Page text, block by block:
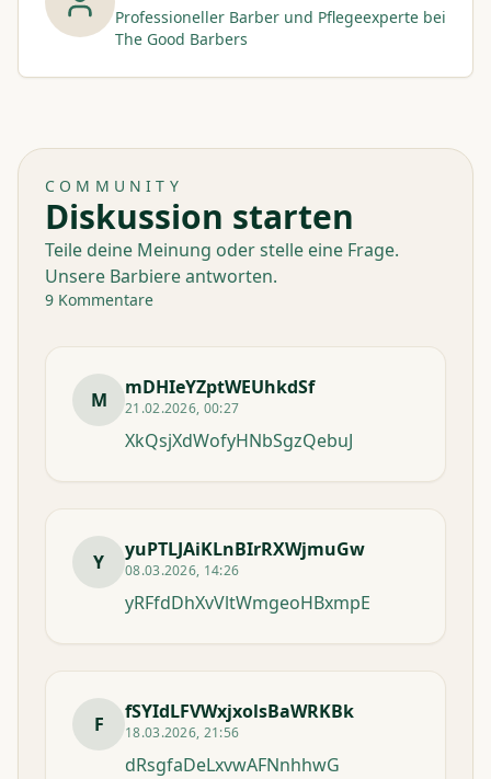
Professioneller Barber und Pflegeexperte bei
The Good Barbers
COMMUNITY
Diskussion starten
Teile deine Meinung oder stelle eine Frage.
Unsere Barbiere antworten.
9 Kommentare
M
mDHIeYZptWEUhkdSf
21.02.2026, 00:27
XkQsjXdWofyHNbSgzQebuJ
Y
yuPTLJAiKLnBIrRXWjmuGw
08.03.2026, 14:26
yRFfdDhXvVltWmgeoHBxmpE
F
fSYIdLFVWxjxolsBaWRKBk
18.03.2026, 21:56
dRsgfaDeLxvwAFNnhhwG